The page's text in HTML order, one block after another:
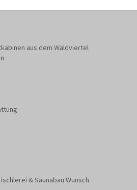
aus dem Waldviertel
& Saunabau Wunsch